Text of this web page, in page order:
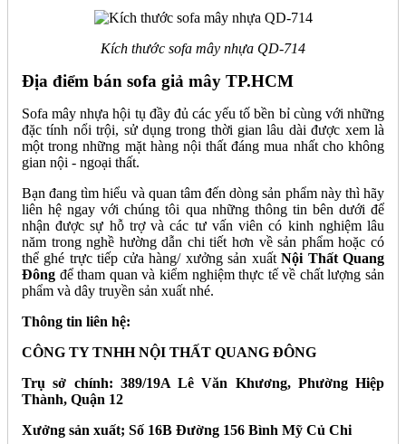
Kích thước sofa mây nhựa QD-714
Địa điểm bán sofa giả mây TP.HCM
Sofa mây nhựa hội tụ đầy đủ các yếu tố bền bỉ cùng với những
đặc tính nổi trội, sử dụng trong thời gian lâu dài được xem là
một trong những mặt hàng nội thất đáng mua nhất cho không
gian nội - ngoại thất.
Bạn đang tìm hiểu và quan tâm đến dòng sản phẩm này thì hãy
liên hệ ngay với chúng tôi qua những thông tin bên dưới để
nhận được sự hỗ trợ và các tư vấn viên có kinh nghiệm lâu
năm trong nghề hường dẫn chi tiết hơn về sản phẩm hoặc có
thể ghé trực tiếp cửa hàng/ xưởng sản xuấtNội Thất Quang
Đông để tham quan và kiểm nghiệm thực tế về chất lượng sản
phẩm và dây truyền sản xuất nhé.
Thông tin liên hệ:
CÔNG TY TNHH NỘI THẤT QUANG ĐÔNG
Trụ sở chính: 389/19A Lê Văn Khương, Phường Hiệp
Thành, Quận 12
Xưởng sản xuất; Số 16B Đường 156 Bình Mỹ Củ Chi